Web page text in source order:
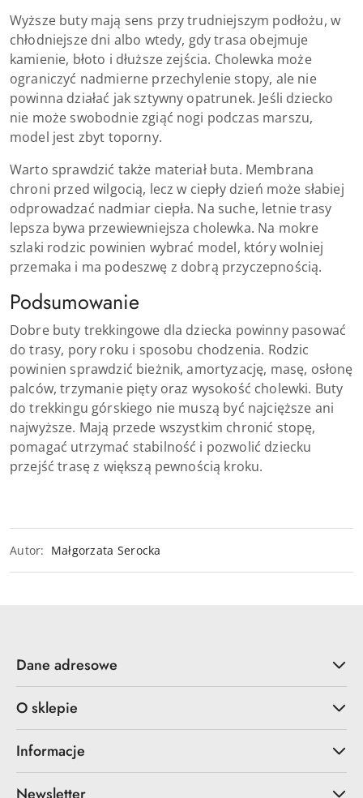
Wyższe buty mają sens przy trudniejszym podłożu, w
chłodniejsze dni albo wtedy, gdy trasa obejmuje
kamienie, błoto i dłuższe zejścia. Cholewka może
ograniczyć nadmierne przechylenie stopy, ale nie
powinna działać jak sztywny opatrunek. Jeśli dziecko
nie może swobodnie zgiąć nogi podczas marszu,
model jest zbyt toporny.
Warto sprawdzić także materiał buta. Membrana
chroni przed wilgocią, lecz w ciepły dzień może słabiej
odprowadzać nadmiar ciepła. Na suche, letnie trasy
lepsza bywa przewiewniejsza cholewka. Na mokre
szlaki rodzic powinien wybrać model, który wolniej
przemaka i ma podeszwę z dobrą przyczepnością.
Podsumowanie
Dobre buty trekkingowe dla dziecka powinny pasować
do trasy, pory roku i sposobu chodzenia. Rodzic
powinien sprawdzić bieżnik, amortyzację, masę, osłonę
palców, trzymanie pięty oraz wysokość cholewki. Buty
do trekkingu górskiego nie muszą być najcięższe ani
najwyższe. Mają przede wszystkim chronić stopę,
pomagać utrzymać stabilność i pozwolić dziecku
przejść trasę z większą pewnością kroku.
Autor: Małgorzata Serocka
Dane adresowe
O sklepie
Informacje